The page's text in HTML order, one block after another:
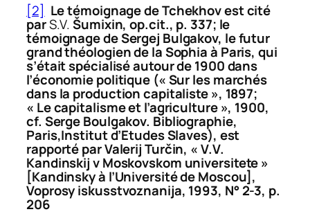
[2] Le témoignage de Tchekhov est cité
parS.V.Šumixin,op.cit., p. 337; le
témoignage de Sergej Bulgakov, le futur
grand théologien de la Sophia à Paris, qui
s’était spécialisé autour de 1900 dans
l’économie politique (« Sur les marchés
dans la production capitaliste », 1897;
« Le capitalisme et l’agriculture », 1900,
cf. Serge Boulgakov. Bibliographie,
Paris,Institut d’Etudes Slaves), est
rapporté par ValerijTurčin, « V.V.
Kandinskij v Moskovskom universitete »
[Kandinsky à l’Université de Moscou],
Voprosy iskusstvoznanija, 1993, N° 2-3, p.
206